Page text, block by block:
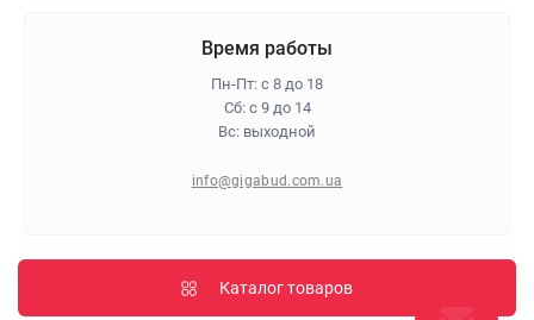
Политика конфиденциальности
Время работы
Пн-Пт: с 8 до 18
Сб: с 9 до 14
Вс: выходной
info@gigabud.com.ua
Каталог товаров